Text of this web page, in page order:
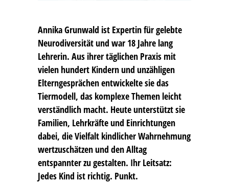
Annika Grunwald ist Expertin für gelebte
Neurodiversität und war 18 Jahre lang
Lehrerin. Aus ihrer täglichen Praxis mit
vielen hundert Kindern und unzähligen
Elterngesprächen entwickelte sie das
Tiermodell, das komplexe Themen leicht
verständlich macht. Heute unterstützt sie
Familien, Lehrkräfte und Einrichtungen
dabei, die Vielfalt kindlicher Wahrnehmung
wertzuschätzen und den Alltag
entspannter zu gestalten. Ihr Leitsatz:
Jedes Kind ist richtig. Punkt.